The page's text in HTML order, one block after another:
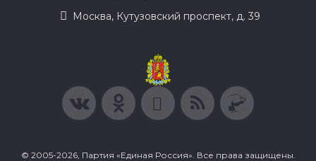
Москва, Кутузовский проспект, д. 39
© 2005-2026, Партия «Единая Россия». Все права защищены.